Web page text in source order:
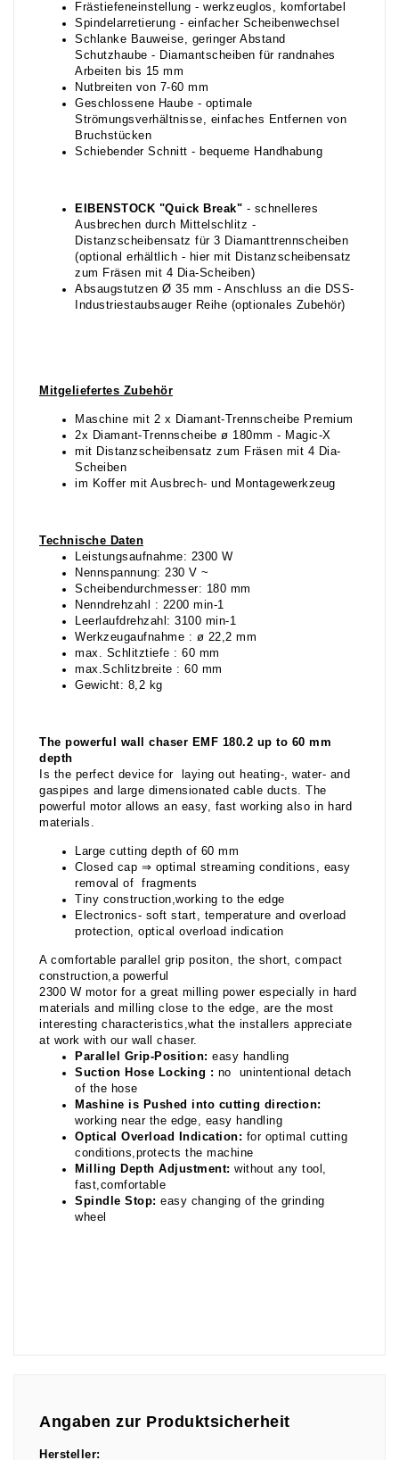
Frästiefeneinstellung - werkzeuglos, komfortabel
Spindelarretierung - einfacher Scheibenwechsel
Schlanke Bauweise, geringer Abstand
Schutzhaube - Diamantscheiben für randnahes
Arbeiten bis 15 mm
Nutbreiten von 7-60 mm
Geschlossene Haube - optimale
Strömungsverhältnisse, einfaches Entfernen von
Bruchstücken
Schiebender Schnitt - bequeme Handhabung
EIBENSTOCK "Quick Break" - schnelleres
Ausbrechen durch Mittelschlitz -
Distanzscheibensatz für 3 Diamanttrennscheiben
(optional erhältlich - hier mit Distanzscheibensatz
zum Fräsen mit 4 Dia-Scheiben)
Absaugstutzen Ø 35 mm - Anschluss an die DSS-
Industriestaubsauger Reihe (optionales Zubehör)
Mitgeliefertes Zubehör
Maschine mit 2 x Diamant-Trennscheibe Premium
2x Diamant-Trennscheibe ø 180mm - Magic-X
mit Distanzscheibensatz zum Fräsen mit 4 Dia-
Scheiben
im Koffer mit Ausbrech- und Montagewerkzeug
Technische Daten
Leistungsaufnahme: 2300 W
Nennspannung: 230 V ~
Scheibendurchmesser: 180 mm
Nenndrehzahl : 2200 min-1
Leerlaufdrehzahl: 3100 min-1
Werkzeugaufnahme : ø 22,2 mm
max. Schlitztiefe : 60 mm
max.Schlitzbreite : 60 mm
Gewicht: 8,2 kg
The powerful wall chaser EMF 180.2 up to 60 mm
depth
Is the perfect device for laying out heating-, water- and
gaspipes and large dimensionated cable ducts. The
powerful motor allows an easy, fast working also in hard
materials.
Large cutting depth of 60 mm
Closed cap ⇒ optimal streaming conditions, easy
removal of fragments
Tiny construction,working to the edge
Electronics- soft start, temperature and overload
protection, optical overload indication
A comfortable parallel grip positon, the short, compact
construction,a powerful
2300 W motor for a great milling power especially in hard
materials and milling close to the edge, are the most
interesting characteristics,what the installers appreciate
at work with our wall chaser.
Parallel Grip-Position: easy handling
Suction Hose Locking : no unintentional detach
of the hose
Mashine is Pushed into cutting direction:
working near the edge, easy handling
Optical Overload Indication: for optimal cutting
conditions,protects the machine
Milling Depth Adjustment: without any tool,
fast,comfortable
Spindle Stop: easy changing of the grinding
wheel
Angaben zur Produktsicherheit
Hersteller: